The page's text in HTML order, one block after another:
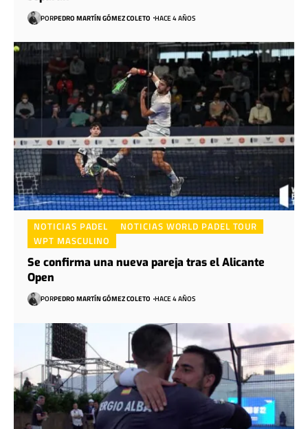
PORPEDRO MARTÍN GÓMEZ COLETO HACE 4 AÑOS
NOTICIAS PADEL
NOTICIAS WORLD PADEL TOUR
WPT MASCULINO
Se confirma una nueva pareja tras el Alicante
Open
PORPEDRO MARTÍN GÓMEZ COLETO HACE 4 AÑOS